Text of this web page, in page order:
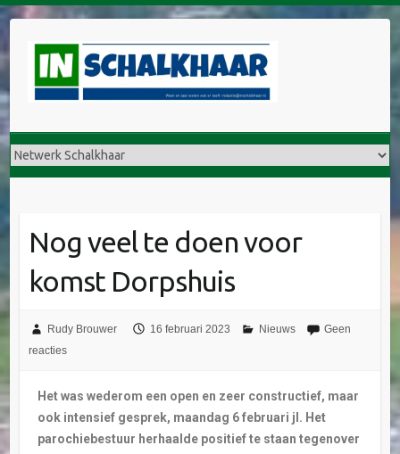
Nog veel te doen voor
komst Dorpshuis
Rudy Brouwer 16 februari 2023 Nieuws
Geen
reacties
Het was wederom een open en zeer constructief, maar
ook intensief gesprek, maandag 6 februari jl. Het
parochiebestuur herhaalde positief te staan tegenover